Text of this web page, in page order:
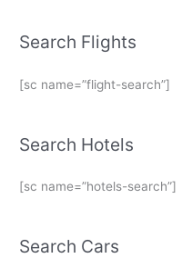
Search Flights
[sc name=”flight-search”]
Search Hotels
[sc name=”hotels-search”]
Search Cars